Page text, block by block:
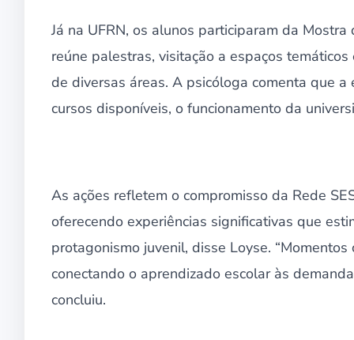
Já na UFRN, os alunos participaram da
reúne palestras, visitação a espaços
de diversas áreas. A psicóloga comenta que
cursos disponíveis, o funcionamento da
As ações refletem o compromisso da Rede
oferecendo experiências significativas que
protagonismo juvenil, disse Loyse.
conectando o aprendizado escolar às
concluiu.